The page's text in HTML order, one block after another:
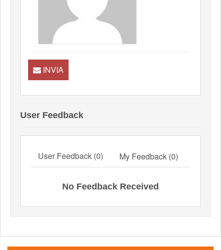
INVIA
User Feedback
User Feedback (0) My Feedback (0)
No Feedback Received